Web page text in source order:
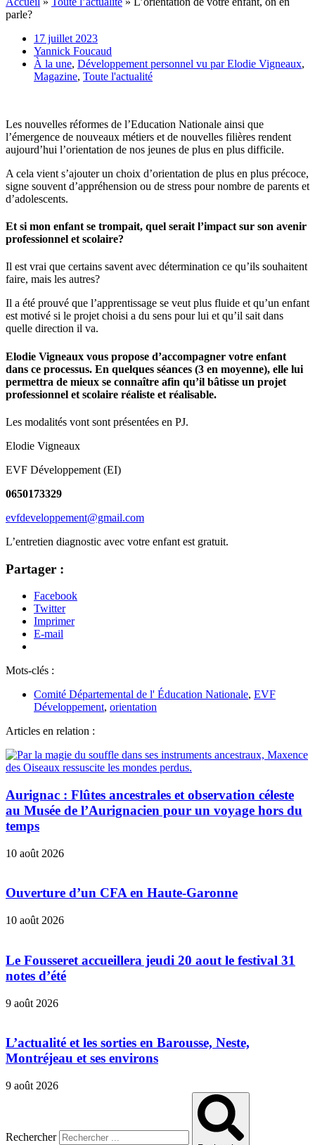
parle?
17 juillet 2023
Yannick Foucaud
À la une, Développement personnel vu par Elodie Vigneaux,
Magazine, Toute l'actualité
Les nouvelles réformes de l’Education Nationale ainsi que
l’émergence de nouveaux métiers et de nouvelles filières rendent
aujourd’hui l’orientation de nos jeunes de plus en plus difficile.
A cela vient s’ajouter un choix d’orientation de plus en plus précoce,
signe souvent d’appréhension ou de stress pour nombre de parents et
d’adolescents.
Et si mon enfant se trompait, quel serait l’impact sur son avenir
professionnel et scolaire?
Il est vrai que certains savent avec détermination ce qu’ils souhaitent
faire, mais les autres?
Il a été prouvé que l’apprentissage se veut plus fluide et qu’un enfant
est motivé si le projet choisi a du sens pour lui et qu’il sait dans
quelle direction il va.
Elodie Vigneaux vous propose d’accompagner votre enfant
dans ce processus. En quelques séances (3 en moyenne), elle lui
permettra de mieux se connaître afin qu’il bâtisse un projet
professionnel et scolaire réaliste et réalisable.
Les modalités vont sont présentées en PJ.
Elodie Vigneaux
EVF Développement (EI)
0650173329
evfdeveloppement@gmail.com
L’entretien diagnostic avec votre enfant est gratuit.
Partager :
Facebook
Twitter
Imprimer
E-mail
Mots-clés :
Comité Départemental de l' Éducation Nationale, EVF
Développement, orientation
Articles en relation :
Aurignac : Flûtes ancestrales et observation céleste
au Musée de l’Aurignacien pour un voyage hors du
temps
10 août 2026
Ouverture d’un CFA en Haute-Garonne
10 août 2026
Le Fousseret accueillera jeudi 20 aout le festival 31
notes d’été
9 août 2026
L’actualité et les sorties en Barousse, Neste,
Montréjeau et ses environs
9 août 2026
Rechercher